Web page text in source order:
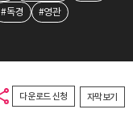
#독경 #영관
다운로드 신청 자막보기